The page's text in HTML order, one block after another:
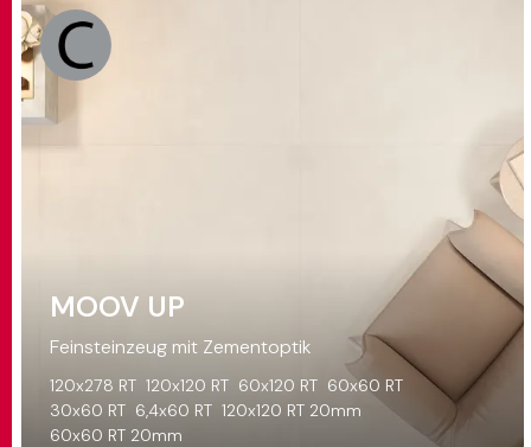
MOOV UP
Feinsteinzeug mit Zementoptik
120x278 RT 120x120 RT 60x120 RT 60x60 RT
30x60 RT 6,4x60 RT 120x120 RT 20mm
60x60 RT 20mm